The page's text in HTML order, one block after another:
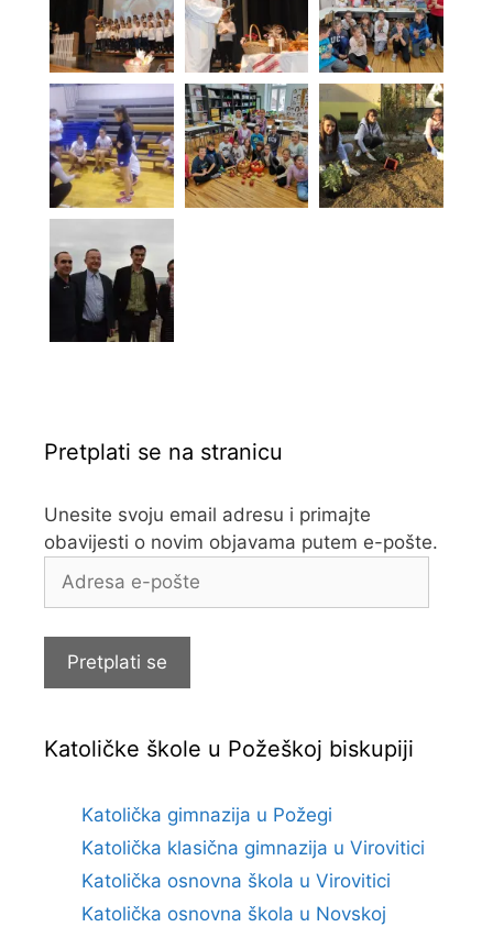
Pretplati se na stranicu
Unesite svoju email adresu i primajte
obavijesti o novim objavama putem e-pošte.
Adresa
Pretplati se
Katoličke škole u Požeškoj biskupiji
Katolička gimnazija u Požegi
Katolička klasična gimnazija u Virovitici
Katolička osnovna škola u Virovitici
Katolička osnovna škola u Novskoj